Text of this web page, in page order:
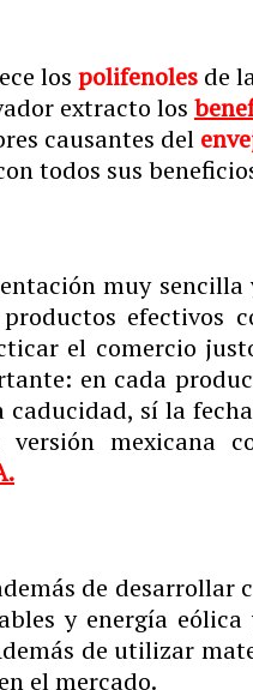
los polifenoles de
extracto los
causantes del
todos sus
muy
efectivos
el comercio
en cada
sí la
versión mexicana
de desarrollar
y energía
de utilizar
el mercado.